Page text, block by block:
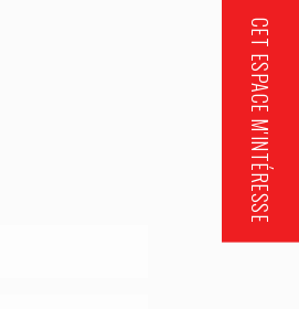
CET ESPACE M'INTÉRESSE